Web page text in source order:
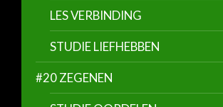
LES VERBINDING
STUDIE LIEFHEBBEN
#20 ZEGENEN